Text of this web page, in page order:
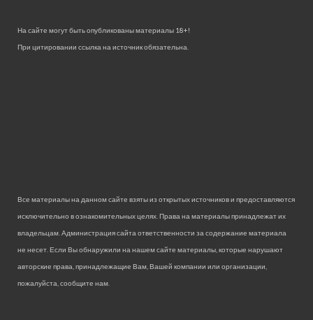
На сайте могут быть опубликованы материалы 18+!
При цитировании ссылка на источник обязательна.
Все материалы на данном сайте взяты из открытых источников и предоставляются
исключительно в ознакомительных целях. Права на материалы принадлежат их
владельцам. Администрация сайта ответственности за содержание материала
не несет. Если Вы обнаружили на нашем сайте материалы, которые нарушают
авторские права, принадлежащие Вам, Вашей компании или организации,
пожалуйста, сообщите нам.